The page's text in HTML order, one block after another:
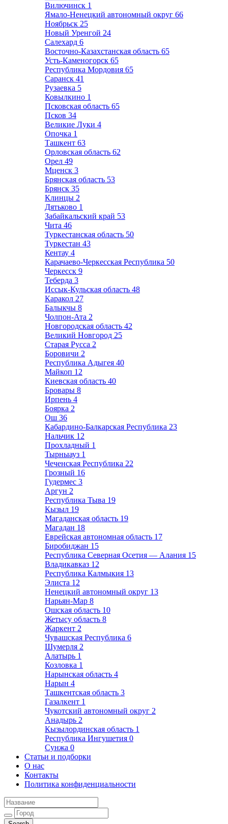
Вилючинск 1
Ямало-Ненецкий автономный округ 66
Ноябрьск 25
Новый Уренгой 24
Салехард 6
Восточно-Казахстанская область 65
Усть-Каменогорск 65
Республика Мордовия 65
Саранск 41
Рузаевка 5
Ковылкино 1
Псковская область 65
Псков 34
Великие Луки 4
Опочка 1
Ташкент 63
Орловская область 62
Орел 49
Мценск 3
Брянская область 53
Брянск 35
Клинцы 2
Дятьково 1
Забайкальский край 53
Чита 46
Туркестанская область 50
Туркестан 43
Кентау 4
Карачаево-Черкесская Республика 50
Черкесск 9
Теберда 3
Иссык-Кульская область 48
Каракол 27
Балыкчы 8
Чолпон-Ата 2
Новгородская область 42
Великий Новгород 25
Старая Русса 2
Боровичи 2
Республика Адыгея 40
Майкоп 12
Киевская область 40
Бровары 8
Ирпень 4
Боярка 2
Ош 36
Кабардино-Балкарская Республика 23
Нальчик 12
Прохладный 1
Тырныауз 1
Чеченская Республика 22
Грозный 16
Гудермес 3
Аргун 2
Республика Тыва 19
Кызыл 19
Магаданская область 19
Магадан 18
Еврейская автономная область 17
Биробиджан 15
Республика Северная Осетия — Алания 15
Владикавказ 12
Республика Калмыкия 13
Элиста 12
Ненецкий автономный округ 13
Нарьян-Мар 8
Ошская область 10
Жетысу область 8
Жаркент 2
Чувашская Республика 6
Шумерля 2
Алатырь 1
Козловка 1
Нарынская область 4
Нарын 4
Ташкентская область 3
Газалкент 1
Чукотский автономный округ 2
Анадырь 2
Кызылординская область 1
Республика Ингушетия 0
Сунжа 0
Статьи и подборки
О нас
Контакты
Политика конфиденциальности